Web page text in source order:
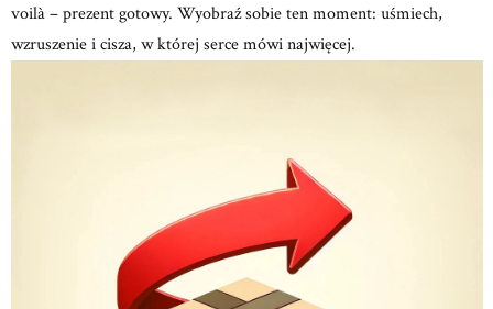
voilà – prezent gotowy. Wyobraź sobie ten moment: uśmiech,
wzruszeniei cisza, w której serce mówi najwięcej.